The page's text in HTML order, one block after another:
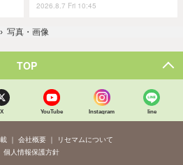
2026.8.7 Fri 10:45
› 写真・画像
TOP
X YouTube Instagram line
会社概要
リセマムについて
個人情報保護方針